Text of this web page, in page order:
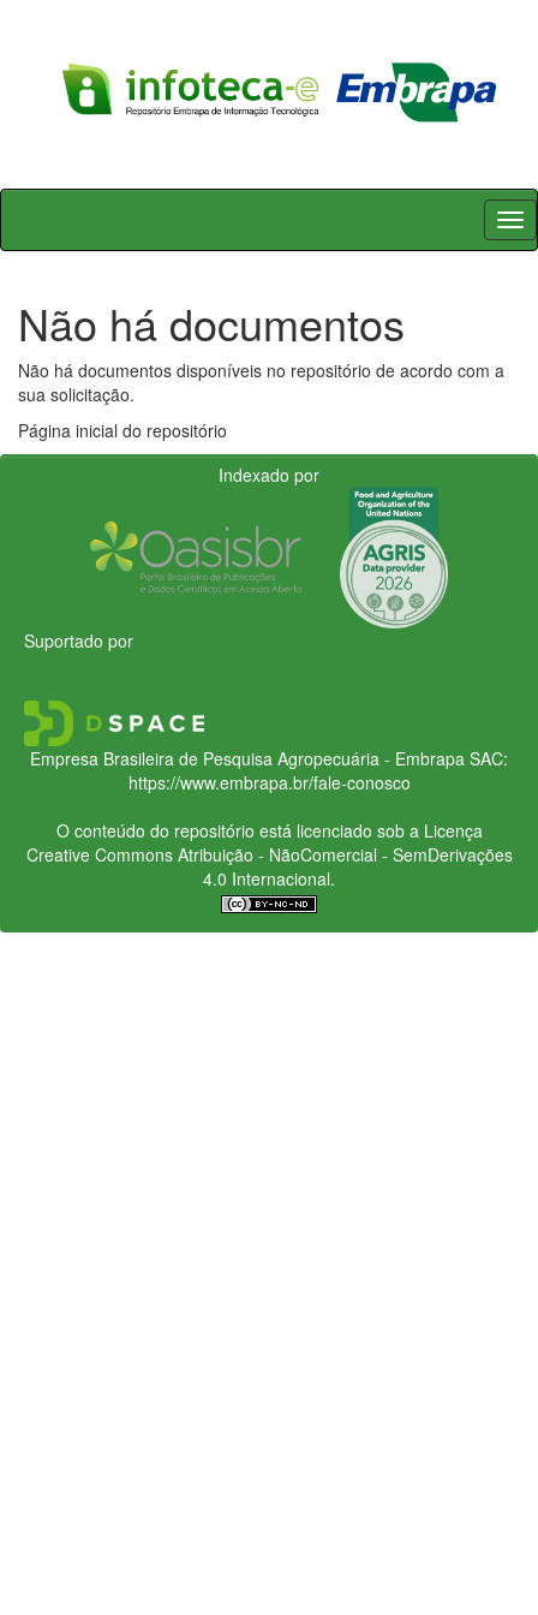
Skip
Não há documentos
Não há documentos disponíveis no repositório de acordo com a
sua solicitação.
Página inicial do repositório
Indexado por
Suportado por
Empresa Brasileira de Pesquisa Agropecuária - Embrapa SAC:
https://www.embrapa.br/fale-conosco
O conteúdo do repositório está licenciado sob a Licença
Creative CommonsAtribuição - NãoComercial - SemDerivações
4.0 Internacional.